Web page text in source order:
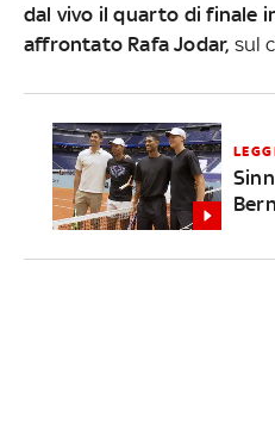
dal vivo il quarto di finale
affrontato Rafa Jodar, sul